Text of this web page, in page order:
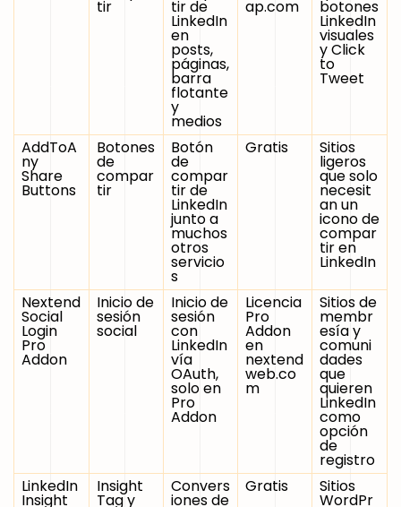
tir tir de
LinkedIn
en
posts,
páginas,
barra
flotante
y
medios
ap.com botones
LinkedIn
visuales
y Click
to
Tweet
AddToA
ny
Share
Buttons
Botones
de
compar
tir
Botón
de
compar
tir de
LinkedIn
junto a
muchos
otros
servicio
s
Gratis Sitios
ligeros
que solo
necesit
an un
icono de
compar
tir en
LinkedIn
Nextend
Social
Login
Pro
Addon
Inicio de
sesión
social
Inicio de
sesión
con
LinkedIn
vía
OAuth,
solo en
Pro
Addon
Licencia
Pro
Addon
en
nextend
web.co
m
Sitios de
membr
esía y
comuni
dades
que
quieren
LinkedIn
como
opción
de
registro
LinkedIn
Insight
Insight
Tag y
Convers
iones de
Gratis Sitios
WordPr